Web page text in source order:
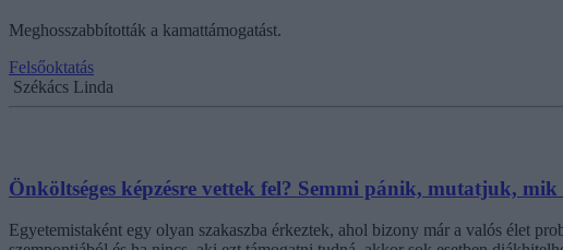
Meghosszabbították a kamattámogatást.
Felsőoktatás
Székács Linda
Önköltséges képzésre vettek fel? Semmi pánik, mutatjuk, mik
Egyetemistaként egy olyan szakaszba érkeztek, ahol bizony már a valós élet